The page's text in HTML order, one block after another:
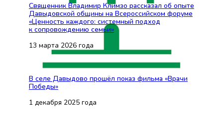
Священник Владимир Климзо рассказал об опыте
Давыдовской общины на Всероссийском форуме
«Ценность каждого: системный подход
к сопровождению семьи»
13 марта 2026 года
В селе Давыдово прошёл показ фильма «Врачи
Победы»
1 декабря 2025 года